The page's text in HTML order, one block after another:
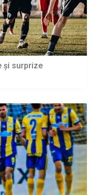
și surprize